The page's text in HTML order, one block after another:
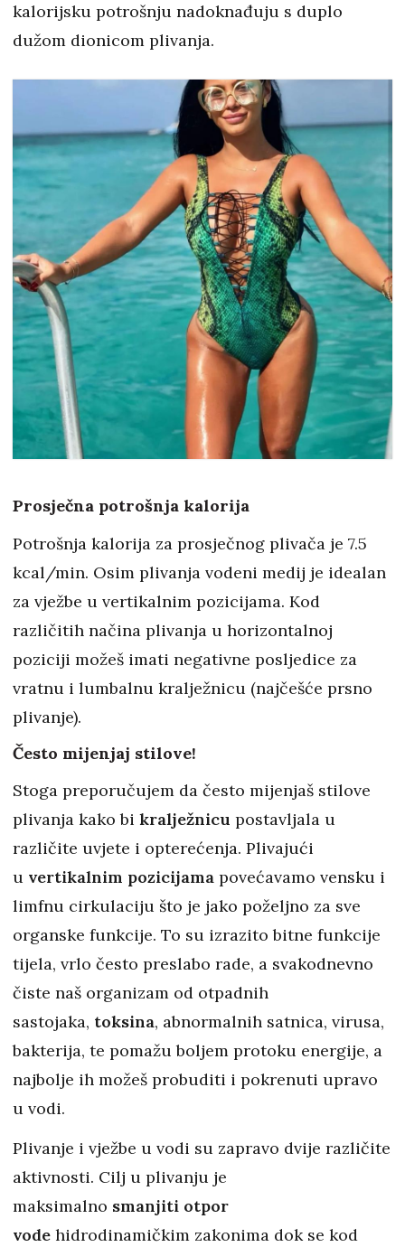
kalorijsku potrošnju nadoknađuju s duplo
dužom dionicom plivanja.
Prosječna potrošnja kalorija
Potrošnja kalorija za prosječnog plivača je 7.5
kcal/min. Osim plivanja vodeni medij je idealan
za vježbe u vertikalnim pozicijama. Kod
različitih načina plivanja u horizontalnoj
poziciji možeš imati negativne posljedice za
vratnu i lumbalnu kralježnicu (najčešće prsno
plivanje).
Često mijenjaj stilove!
Stoga preporučujem da često mijenjaš stilove
plivanja kako bi kralježnicu postavljala u
različite uvjete i opterećenja. Plivajući
u vertikalnim pozicijama povećavamo vensku i
limfnu cirkulaciju što je jako poželjno za sve
organske funkcije. To su izrazito bitne funkcije
tijela, vrlo često preslabo rade, a svakodnevno
čiste naš organizam od otpadnih
sastojaka, toksina, abnormalnih satnica, virusa,
bakterija, te pomažu boljem protoku energije, a
najbolje ih možeš probuditi i pokrenuti upravo
u vodi.
Plivanje i vježbe u vodi su zapravo dvije različite
aktivnosti. Cilj u plivanju je
maksimalno smanjiti otpor
vode hidrodinamičkim zakonima dok se kod